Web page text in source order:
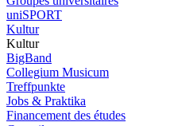
uniSPORT
Kultur
Kultur
BigBand
Collegium Musicum
Treffpunkte
Jobs & Praktika
Financement des études